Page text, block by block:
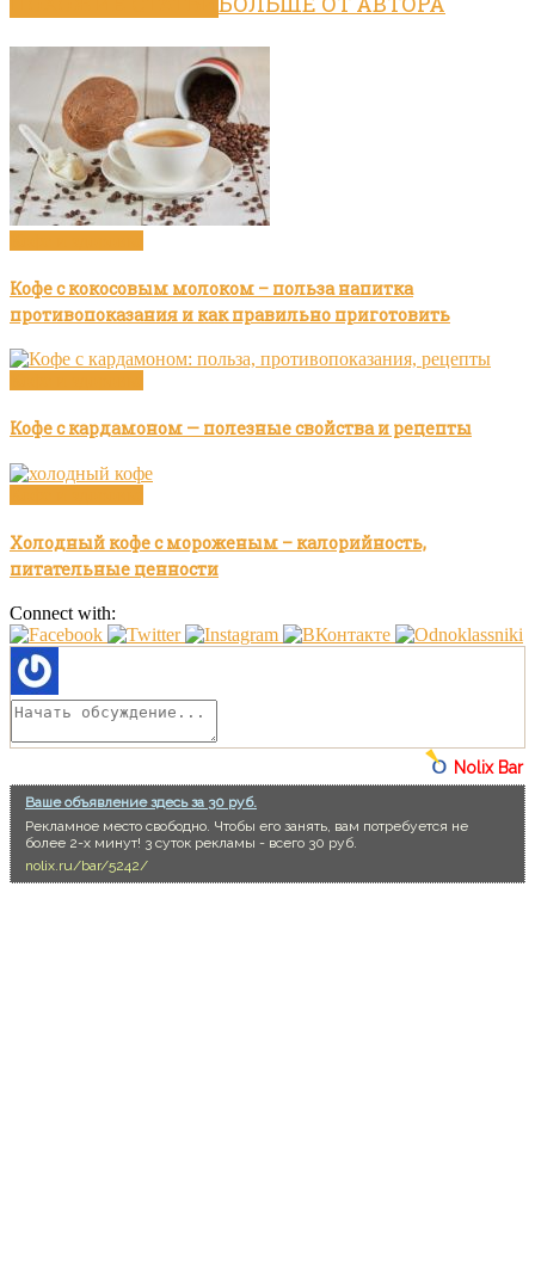
Кофе с кокосовым молоком – польза напитка
противопоказания и как правильно приготовить
Кофе с кардамоном — полезные свойства и рецепты
Холодный кофе с мороженым – калорийность,
питательные ценности
Connect with:
Nolix Bar
Ваше объявление здесь за 30 руб.
Рекламное место свободно. Чтобы его занять, вам потребуется не
более 2-х минут! 3 суток рекламы - всего 30 руб.
nolix.ru/bar/5242/